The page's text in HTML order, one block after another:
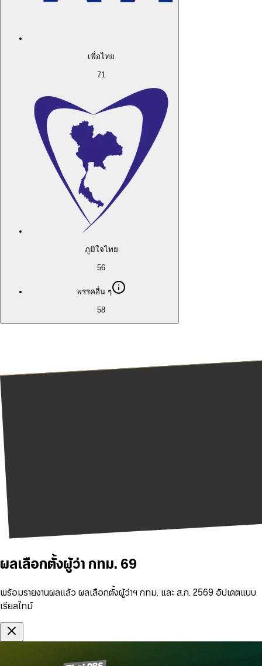
เพื่อไทย
71
ภูมิใจไทย
56
พรรคอื่น ๆ
58
ผลเลือกตั้งผู้ว่า กทม. 69
พร้อมรายงานผลแล้ว ผลเลือกตั้งผู้ว่าฯ กทม. และ ส.ก. 2569 อัปเดตแบบ
เรียลไทม์